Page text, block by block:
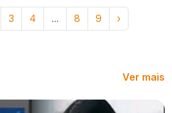
3 4 ... 8 9 ›
Ver mais